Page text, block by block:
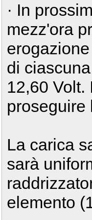
· In
mezz'ora
di
12,60 Volt.
proseguire
La carica
sarà
elemento